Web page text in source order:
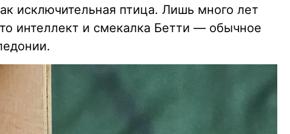
исключительная птица. Лишь много лет
интеллект и смекалка Бетти — обычное